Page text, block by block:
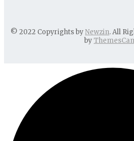
© 2022 Copyrights byNewzin. All
by